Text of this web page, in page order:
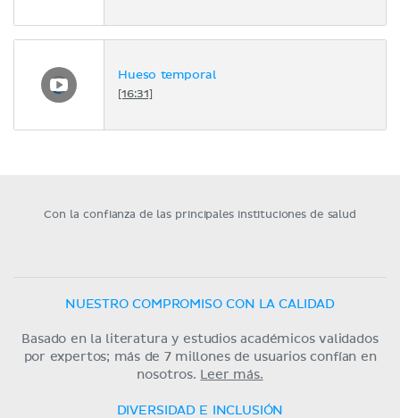
Hueso temporal
[16:31]
Con la confianza de las principales instituciones de salud
NUESTRO COMPROMISO CON LA CALIDAD
Basado en la literatura y estudios académicos validados
por expertos; más de 7 millones de usuarios confían en
nosotros.
Leer más.
DIVERSIDAD E INCLUSIÓN